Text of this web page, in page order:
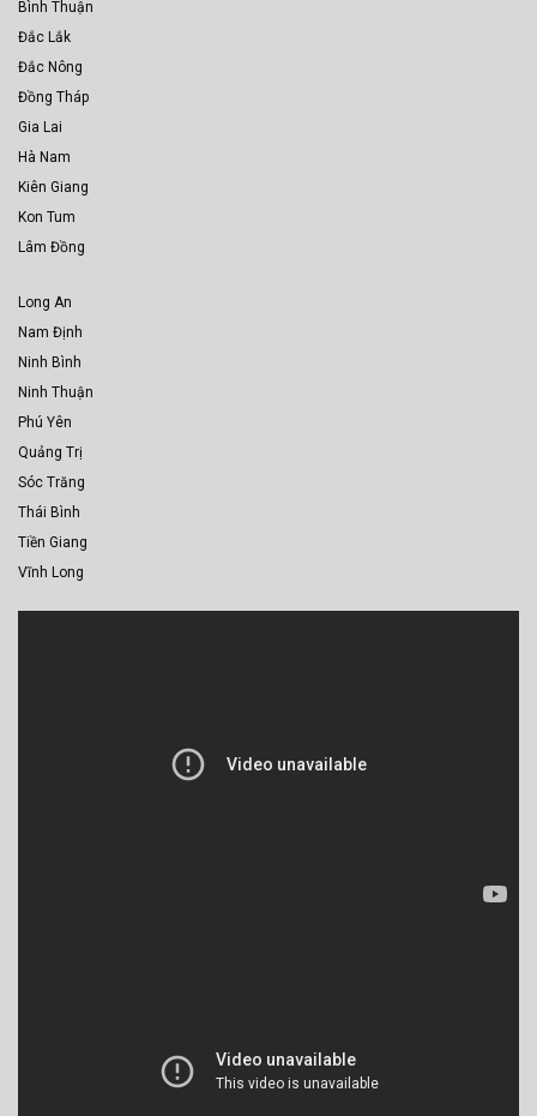
Bình Thuận
Đắc Lắk
Đắc Nông
Đồng Tháp
Gia Lai
Hà Nam
Kiên Giang
Kon Tum
Lâm Đồng
Long An
Nam Định
Ninh Bình
Ninh Thuận
Phú Yên
Quảng Trị
Sóc Trăng
Thái Bình
Tiền Giang
Vĩnh Long